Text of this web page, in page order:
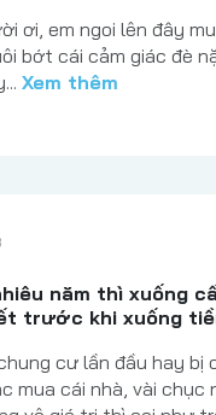
ơi, em ngoi lên đây
bớt cái cảm giác đè
Xem thêm
năm thì xuống
trước khi xuống
cư lần đầu hay bị
mua cái nhà, vài chục